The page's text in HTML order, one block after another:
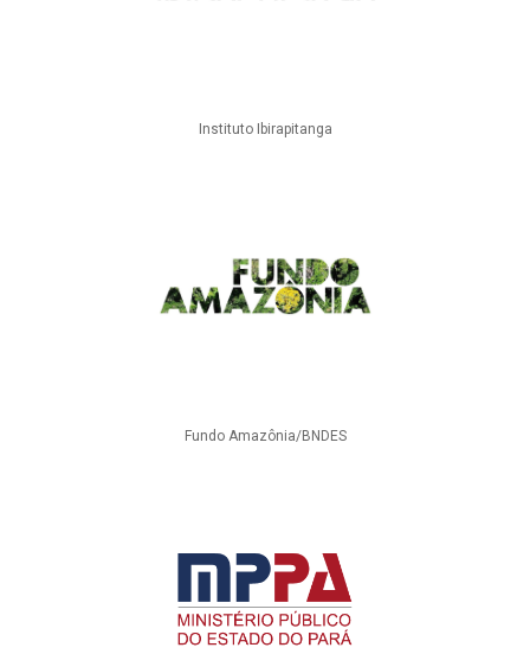
Instituto Ibirapitanga
Fundo Amazônia/BNDES